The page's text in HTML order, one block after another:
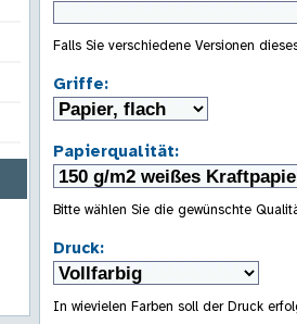
Falls Sie verschiedene Versionen
Griffe:
Papierqualität:
Bitte wählen Sie die gewünschte
Druck:
In wievielen Farben soll der Druck